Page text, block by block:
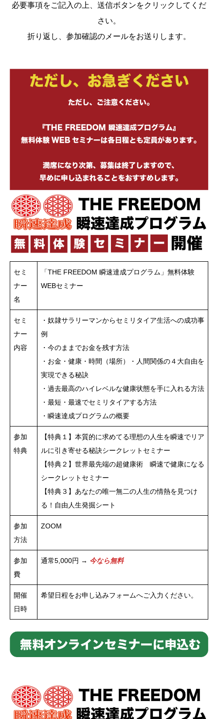
必要事項をご記入の上、送信ボタンをクリックしてくだ
さい。
折り返し、参加確認のメールをお送りします。
セミ
ナー
名
「THE FREEDOM 瞬速達成プログラム」無料体験
WEBセミナー
セミ
ナー
内容
・奴隷サラリーマンからセミリタイア生活への成功事
例
・今のままでお金を残す方法
・お金・健康・時間（場所）・人間関係の４大自由を
実現できる秘訣
・過去最高のハイレベルな健康状態を手に入れる方法
・最短・最速でセミリタイアする方法
・瞬速達成プログラムの概要
参加
特典
【特典１】本質的に求めてる理想の人生を瞬速でリア
ルに引き寄せる秘訣シークレットセミナー
【特典２】世界最先端の超健康術 瞬速で健康になる
シークレットセミナー
【特典３】あなたの唯一無二の人生の情熱を見つけ
る！自由人生発掘シート
参加
方法
ZOOM
参加
費
通常5,000円 → 今なら無料
開催
日時
希望日程をお申し込みフォームへご入力ください。